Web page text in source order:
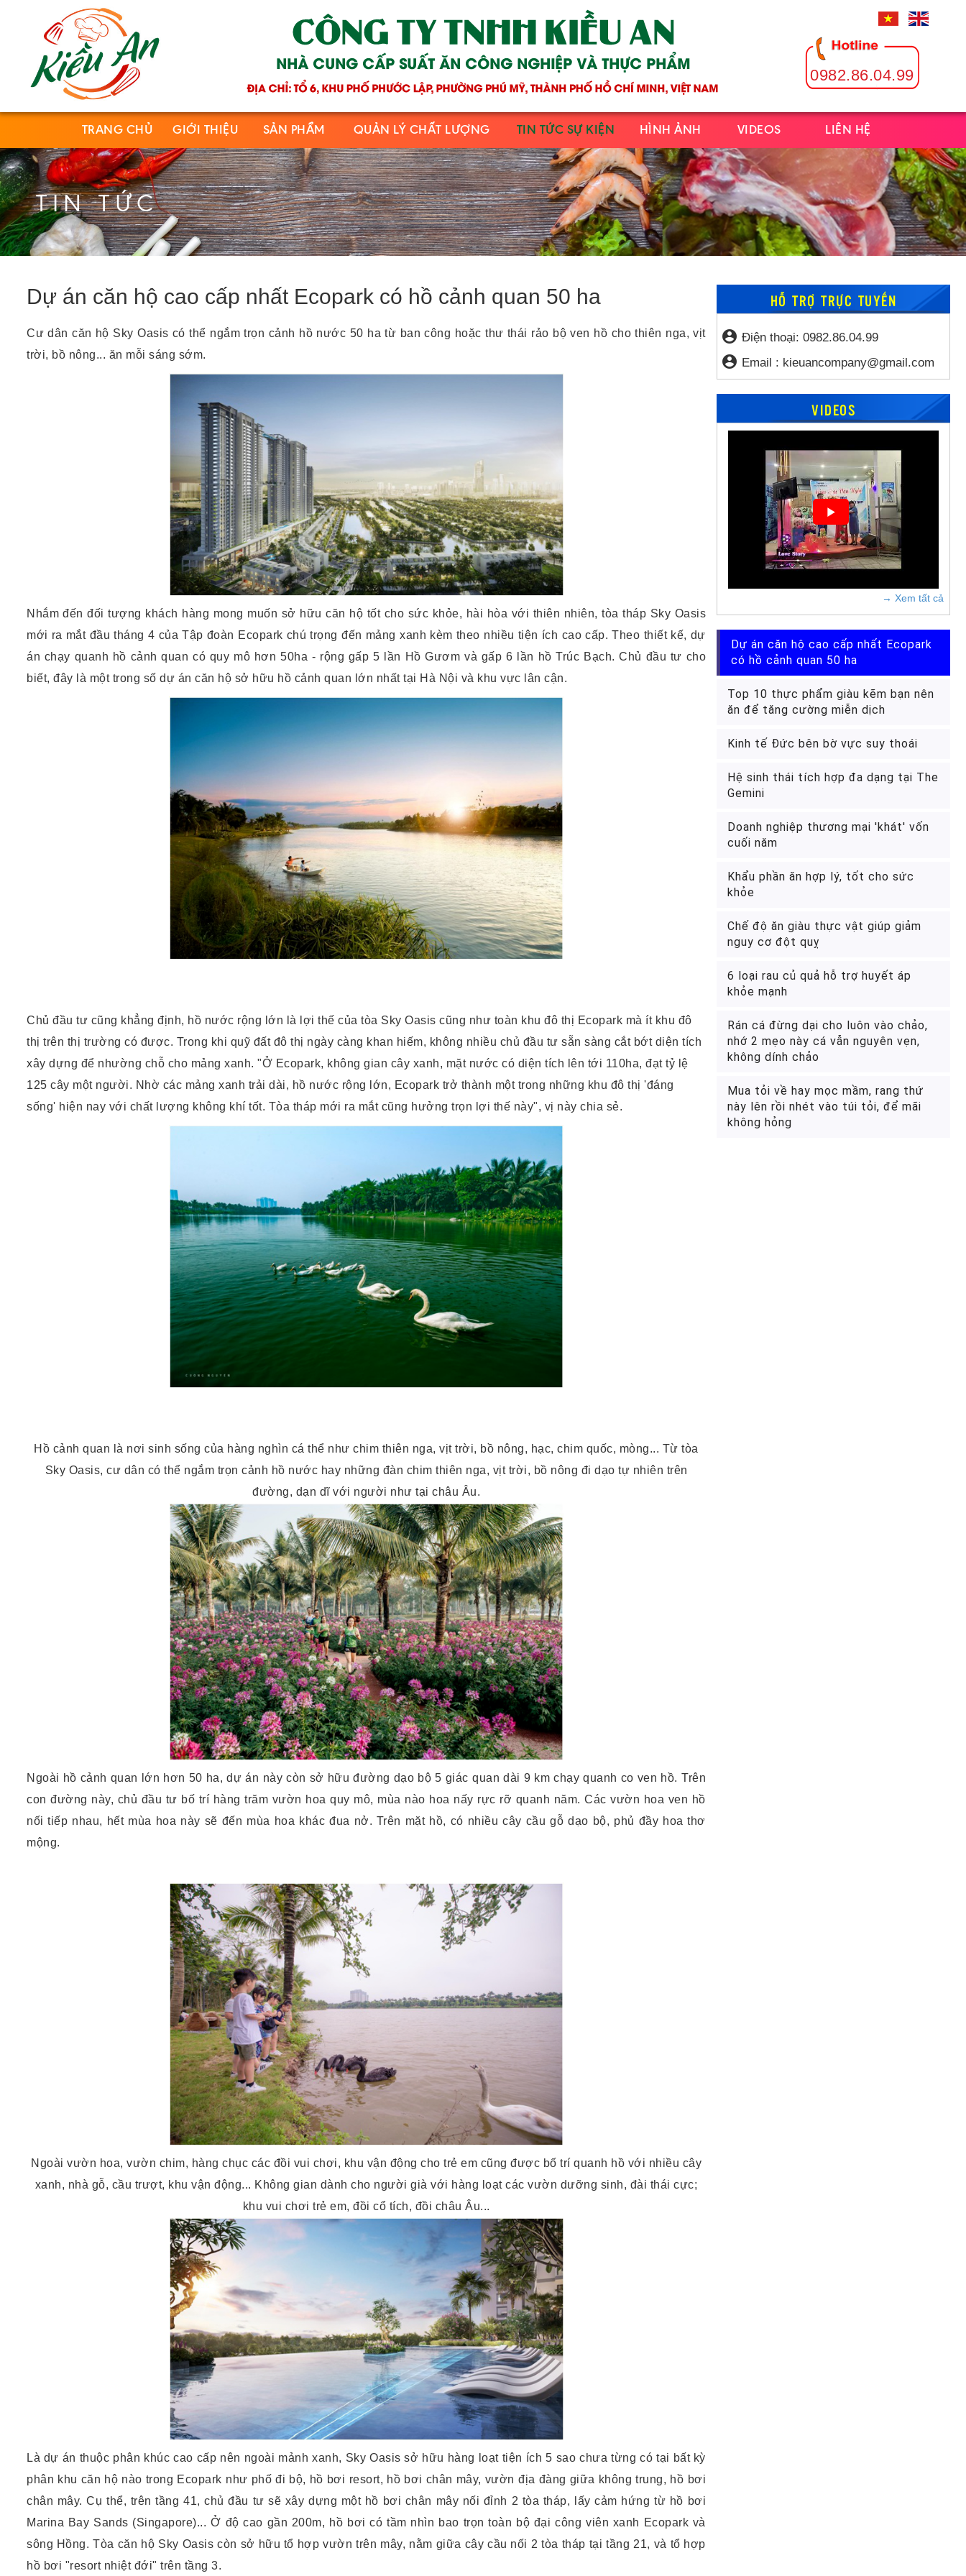
0982.86.04.99
TRANG CHỦ GIỚI THIỆU SẢN PHẨM QUẢN LÝ CHẤT LƯỢNG TIN TỨC SỰ KIỆN HÌNH ẢNH VIDEOS LIÊN HỆ
TIN TỨC
Dự án căn hộ cao cấp nhất Ecopark có hồ cảnh quan 50 ha
Cư dân căn hộ Sky Oasis có thể ngắm trọn cảnh hồ nước 50 ha từ ban công hoặc thư thái rảo bộ ven hồ cho thiên nga, vịt
trời, bồ nông... ăn mỗi sáng sớm.
Nhắm đến đối tượng khách hàng mong muốn sở hữu căn hộ tốt cho sức khỏe, hài hòa với thiên nhiên, tòa tháp Sky Oasis
mới ra mắt đầu tháng 4 của Tập đoàn Ecopark chú trọng đến mảng xanh kèm theo nhiều tiện ích cao cấp. Theo thiết kế, dự
án chạy quanh hồ cảnh quan có quy mô hơn 50ha - rộng gấp 5 lần Hồ Gươm và gấp 6 lần hồ Trúc Bạch. Chủ đầu tư cho
biết, đây là một trong số dự án căn hộ sở hữu hồ cảnh quan lớn nhất tại Hà Nội và khu vực lân cận.
Chủ đầu tư cũng khẳng định, hồ nước rộng lớn là lợi thế của tòa Sky Oasis cũng như toàn khu đô thị Ecopark mà ít khu đô
thị trên thị trường có được. Trong khi quỹ đất đô thị ngày càng khan hiếm, không nhiều chủ đầu tư sẵn sàng cắt bớt diện tích
xây dựng để nhường chỗ cho mảng xanh. "Ở Ecopark, không gian cây xanh, mặt nước có diện tích lên tới 110ha, đạt tỷ lệ
125 cây một người. Nhờ các mảng xanh trải dài, hồ nước rộng lớn, Ecopark trở thành một trong những khu đô thị 'đáng
sống' hiện nay với chất lượng không khí tốt. Tòa tháp mới ra mắt cũng hưởng trọn lợi thế này", vị này chia sẻ.
Hồ cảnh quan là nơi sinh sống của hàng nghìn cá thể như chim thiên nga, vịt trời, bồ nông, hạc, chim quốc, mòng... Từ tòa
Sky Oasis, cư dân có thể ngắm trọn cảnh hồ nước hay những đàn chim thiên nga, vịt trời, bồ nông đi dạo tự nhiên trên
đường, dạn dĩ với người như tại châu Âu.
Ngoài hồ cảnh quan lớn hơn 50 ha, dự án này còn sở hữu đường dạo bộ 5 giác quan dài 9 km chạy quanh co ven hồ. Trên
con đường này, chủ đầu tư bố trí hàng trăm vườn hoa quy mô, mùa nào hoa nấy rực rỡ quanh năm. Các vườn hoa ven hồ
nối tiếp nhau, hết mùa hoa này sẽ đến mùa hoa khác đua nở. Trên mặt hồ, có nhiều cây cầu gỗ dạo bộ, phủ đầy hoa thơ
mộng.
Ngoài vườn hoa, vườn chim, hàng chục các đồi vui chơi, khu vận động cho trẻ em cũng được bố trí quanh hồ với nhiều cây
xanh, nhà gỗ, cầu trượt, khu vận động... Không gian dành cho người già với hàng loạt các vườn dưỡng sinh, đài thái cực;
khu vui chơi trẻ em, đồi cổ tích, đồi châu Âu...
Là dự án thuộc phân khúc cao cấp nên ngoài mảnh xanh, Sky Oasis sở hữu hàng loạt tiện ích 5 sao chưa từng có tại bất kỳ
phân khu căn hộ nào trong Ecopark như phố đi bộ, hồ bơi resort, hồ bơi chân mây, vườn địa đàng giữa không trung, hồ bơi
chân mây. Cụ thể, trên tầng 41, chủ đầu tư sẽ xây dựng một hồ bơi chân mây nối đỉnh 2 tòa tháp, lấy cảm hứng từ hồ bơi
Marina Bay Sands (Singapore)... Ở độ cao gần 200m, hồ bơi có tầm nhìn bao trọn toàn bộ đại công viên xanh Ecopark và
sông Hồng. Tòa căn hộ Sky Oasis còn sở hữu tổ hợp vườn trên mây, nằm giữa cây cầu nối 2 tòa tháp tại tầng 21, và tổ hợp
hồ bơi "resort nhiệt đới" trên tầng 3.
HỖ TRỢ TRỰC TUYẾN
account_circle Điện thoại: 0982.86.04.99
account_circle Email : kieuancompany@gmail.com
VIDEOS
→ Xem tất cả
Dự án căn hộ cao cấp nhất Ecopark
có hồ cảnh quan 50 ha
Top 10 thực phẩm giàu kẽm bạn nên
ăn để tăng cường miễn dịch
Kinh tế Đức bên bờ vực suy thoái
Hệ sinh thái tích hợp đa dạng tại The
Gemini
Doanh nghiệp thương mại 'khát' vốn
cuối năm
Khẩu phần ăn hợp lý, tốt cho sức
khỏe
Chế độ ăn giàu thực vật giúp giảm
nguy cơ đột quỵ
6 loại rau củ quả hỗ trợ huyết áp
khỏe mạnh
Rán cá đừng dại cho luôn vào chảo,
nhớ 2 mẹo này cá vẫn nguyên vẹn,
không dính chảo
Mua tỏi về hay mọc mầm, rang thứ
này lên rồi nhét vào túi tỏi, để mãi
không hỏng